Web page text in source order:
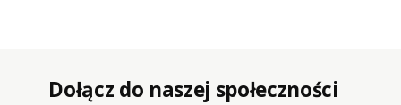
Dołącz do naszej społeczności